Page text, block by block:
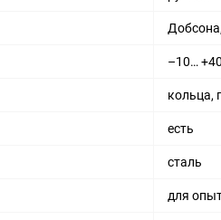
–10… +40
кольца,
есть
сталь
для